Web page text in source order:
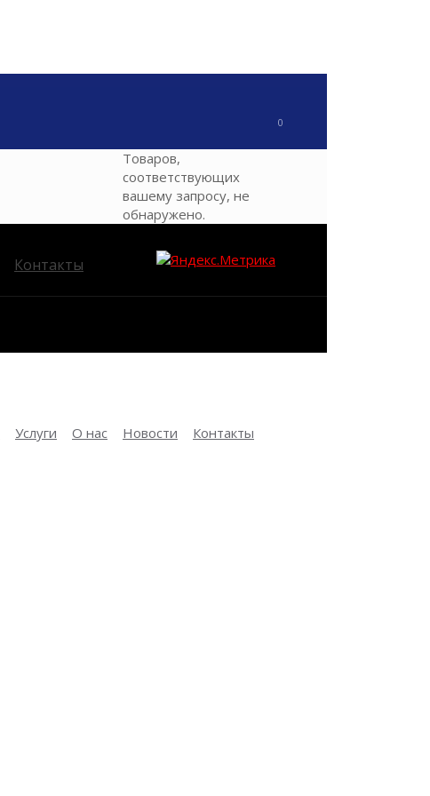
Контакты
0
Товаров,
соответствующих
вашему запросу, не
обнаружено.
Услуги О нас Новости Контакты